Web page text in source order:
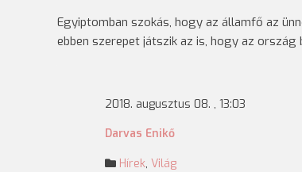
Egyiptomban szokás, hogy az államfő az
ebben szerepet játszik az is, hogy az
2018. augusztus 08. , 13:03
Darvas Enikő
Hírek, Világ